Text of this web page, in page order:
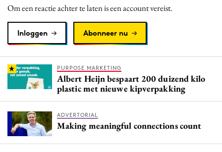
Om een reactie achter te laten is een account vereist.
Inloggen Abonneer nu
PURPOSE MARKETING
Albert Heijn bespaart 200 duizend kilo
plastic met nieuwe kipverpakking
ADVERTORIAL
Making meaningful connections count